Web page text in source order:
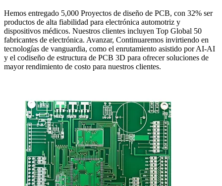
Hemos entregado 5,000 Proyectos de diseño de PCB, con 32% ser
productos de alta fiabilidad para electrónica automotriz y
dispositivos médicos. Nuestros clientes incluyen Top Global 50
fabricantes de electrónica. Avanzar, Continuaremos invirtiendo en
tecnologías de vanguardia, como el enrutamiento asistido por AI-AI
y el codiseño de estructura de PCB 3D para ofrecer soluciones de
mayor rendimiento de costo para nuestros clientes.